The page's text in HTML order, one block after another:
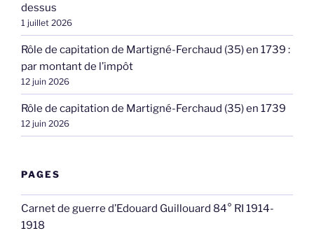
dessus
1 juillet 2026
Rôle de capitation de Martigné-Ferchaud (35) en 1739 :
par montant de l’impôt
12 juin 2026
Rôle de capitation de Martigné-Ferchaud (35) en 1739
12 juin 2026
PAGES
Carnet de guerre d’Edouard Guillouard 84° RI 1914-
1918